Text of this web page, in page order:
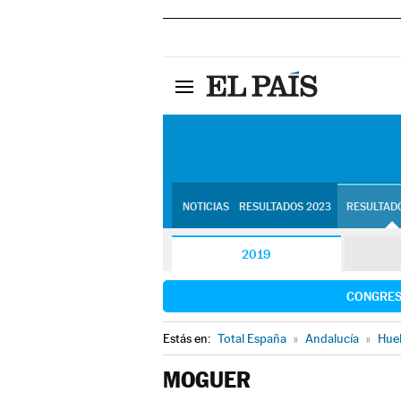
NOTICIAS RESULTADOS 2023
2019
Estás en: Total España » Andalucía »
MOGUER